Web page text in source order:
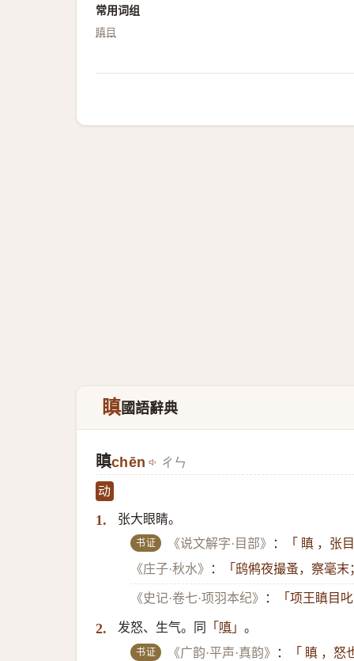
常用词组
瞋目
瞋國語辭典
瞋chēn ㄔㄣ
动
1. 张大眼睛。
书证 《说文解字·目部》 ：
「 瞋 ，张
《庄子·秋水》
： 「鸱鸺夜撮蚤，察毫
《史记·卷七·项羽本纪》 ： 「项王瞋目
2. 发怒、生气。同 「 嗔 」 。
书证 《广韵·平声·真韵》 ：
「 瞋 ，怒